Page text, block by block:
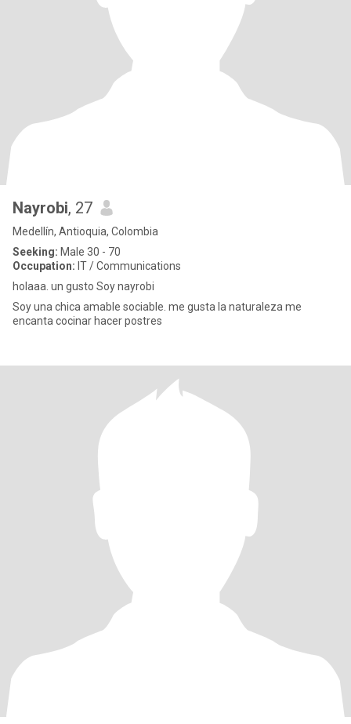
Nayrobi, 27
Medellín, Antioquia, Colombia
Seeking: Male 30 - 70
Occupation: IT / Communications
holaaa. un gusto Soy nayrobi
Soy una chica amable sociable. me gusta la naturaleza me
encanta cocinar hacer postres